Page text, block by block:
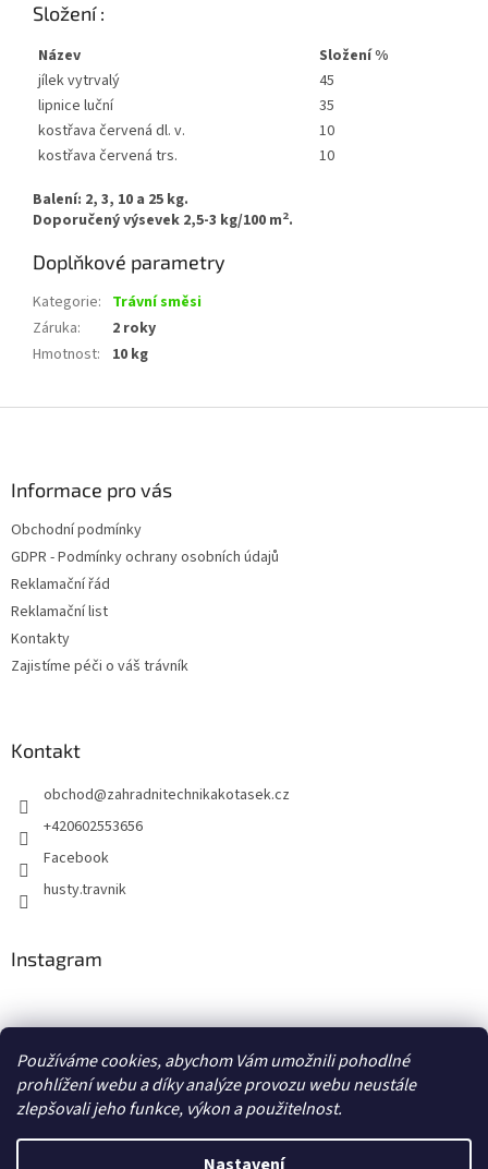
Používáme cookies, abychom Vám umožnili pohodlné
prohlížení webu a díky analýze provozu webu neustále
zlepšovali jeho funkce, výkon a použitelnost.
Složení :
Název
Složení %
jílek vytrvalý
45
lipnice luční
35
kostřava červená dl. v.
10
kostřava červená trs.
10
Balení: 2, 3, 10 a 25 kg.
Doporučený výsevek 2,5-3 kg/100 m2.
Doplňkové parametry
Kategorie: Trávní směsi
Záruka:
2 roky
Hmotnost: 10 kg
Informace pro vás
Obchodní podmínky
GDPR - Podmínky ochrany osobních údajů
Reklamační řád
Reklamační list
Kontakty
Zajistíme péči o váš trávník
Kontakt
obchod@zahradnitechnikakotasek.cz
+420602553656
Facebook
husty.travnik
Instagram